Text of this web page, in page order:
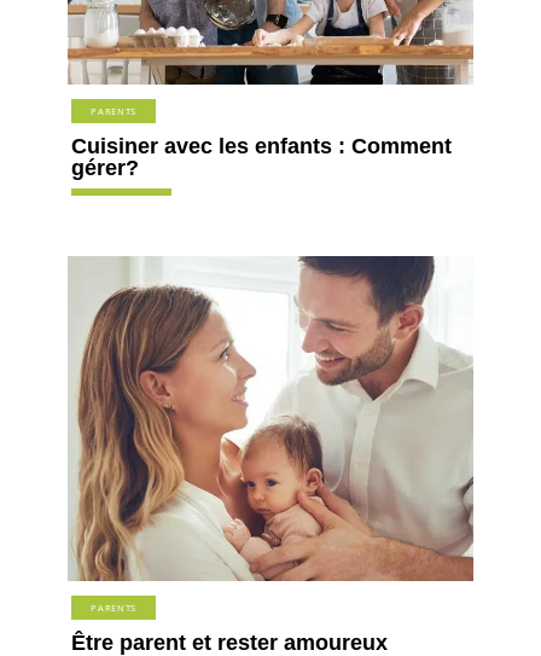
PARENTS
Cuisiner avec les enfants : Comment
gérer?
PARENTS
Être parent et rester amoureux